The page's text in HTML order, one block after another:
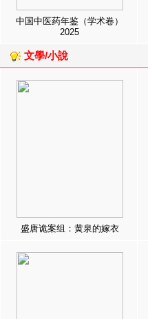
中国中医药年鉴（学术卷）
2025
文學/小說
盛唐诡案组：黄泉的嫁衣